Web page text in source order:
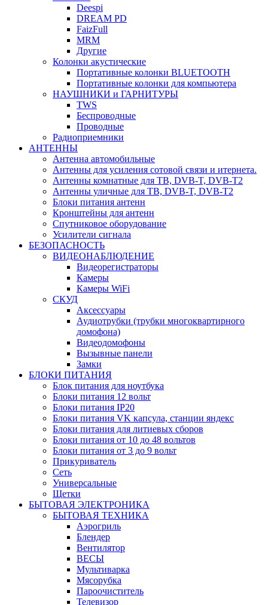
Deespi
DREAM PD
FaizFull
MRM
Другие
Колонки акустические
Портативные колонки BLUETOOTH
Портативные колонки для компьютера
НАУШНИКИ и ГАРНИТУРЫ
TWS
Беспроводные
Проводные
Радиоприемники
АНТЕННЫ
Антенна автомобильные
Антенны для усиления сотовой связи и итернета.
Антенны комнатные для ТВ, DVB-T, DVB-T2
Антенны уличные для ТВ, DVB-T, DVB-T2
Блоки питания антенн
Кронштейны для антенн
Спутниковое оборудование
Усилители сигнала
БЕЗОПАСНОСТЬ
ВИДЕОНАБЛЮДЕНИЕ
Видеорегистраторы
Камеры
Камеры WiFi
СКУД
Аксессуары
Аудиотрубки (трубки многоквартирного
домофона)
Видеодомофоны
Вызывные панели
Замки
БЛОКИ ПИТАНИЯ
Блок питания для ноутбука
Блоки питания 12 вольт
Блоки питания IP20
Блоки питания VK капсула, станции яндекс
Блоки питания для литиевых сборов
Блоки питания от 10 до 48 вольтов
Блоки питания от 3 до 9 вольт
Прикуриватель
Сеть
Универсальные
Щетки
БЫТОВАЯ ЭЛЕКТРОНИКА
БЫТОВАЯ ТЕХНИКА
Аэрогриль
Блендер
Вентилятор
ВЕСЫ
Мультиварка
Мясорубка
Пароочиститель
Телевизор